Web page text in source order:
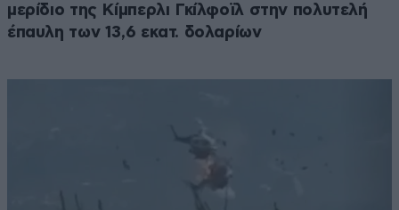
μερίδιο της Κίμπερλι Γκίλφοϊλ στην πολυτελή
έπαυλη των 13,6 εκατ. δολαρίων